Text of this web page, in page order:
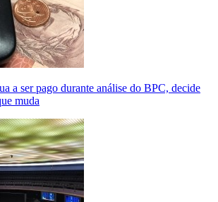
a ser pago durante análise do BPC, decide
muda